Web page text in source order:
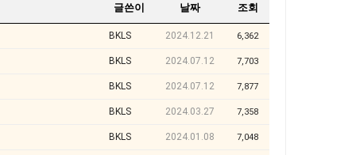
글쓴이 날짜 조회
BKLS 2024.12.21 6,362
BKLS 2024.07.12 7,703
BKLS 2024.07.12 7,877
BKLS 2024.03.27 7,358
BKLS 2024.01.08 7,048